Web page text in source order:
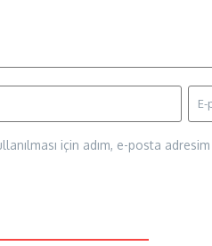
için adım, e-posta